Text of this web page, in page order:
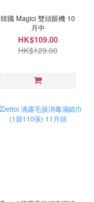
韓國 Magici 雙頭眼機 10
月中
HK$109.00
HK$129.00